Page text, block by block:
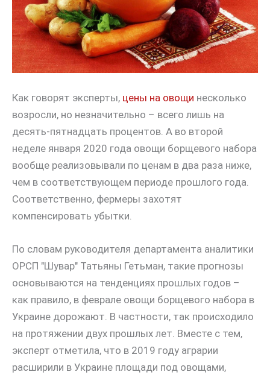
Как говорят эксперты, цены на овощи несколько
возросли, но незначительно – всего лишь на
десять-пятнадцать процентов. А во второй
неделе января 2020 года овощи борщевого набора
вообще реализовывали по ценам в два раза ниже,
чем в соответствующем периоде прошлого года.
Соответственно, фермеры захотят
компенсировать убытки.
По словам руководителя департамента аналитики
ОРСП "Шувар" Татьяны Гетьман, такие прогнозы
основываются на тенденциях прошлых годов –
как правило, в феврале овощи борщевого набора в
Украине дорожают. В частности, так происходило
на протяжении двух прошлых лет. Вместе с тем,
эксперт отметила, что в 2019 году аграрии
расширили в Украине площади под овощами,